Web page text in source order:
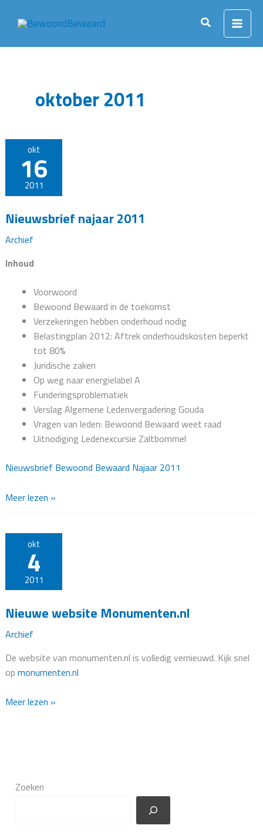
inhoud
Zoeken
oktober 2011
okt
16
2011
Nieuwsbrief najaar 2011
Archief
Inhoud
Voorwoord
Bewoond Bewaard in de toekomst
Verzekeringen hebben onderhoud nodig
Belastingplan 2012: Aftrek onderhoudskosten beperkt
tot 80%
Juridische zaken
Op weg naar energielabel A
Funderingsproblematiek
Verslag Algemene Ledenvergadering Gouda
Vragen van leden: Bewoond Bewaard weet raad
Uitnodiging Ledenexcursie Zaltbommel
Nieuwsbrief Bewoond Bewaard Najaar 2011
Nieuwsbrief
Meer lezen »
okt
4
2011
Nieuwe website Monumenten.nl
Archief
De website van monumenten.nl is volledig vernieuwd. Kijk snel
opmonumenten.nl
Nieuwe
Meer lezen »
Zoeken